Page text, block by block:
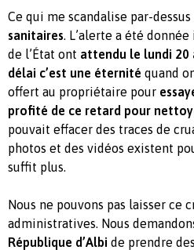
Ce qui me scandalise par-dessus
sanitaires . L’alerte a été
de l’État ont attendu le lundi 20
délai c’est une éternité quand
offert au propriétaire pour
profité de ce retard pour
pouvait effacer des traces de
photos et des vidéos existent
suffit plus.
Nous ne pouvons pas laisser ce
administratives. Nous
République d’Albi de prendre